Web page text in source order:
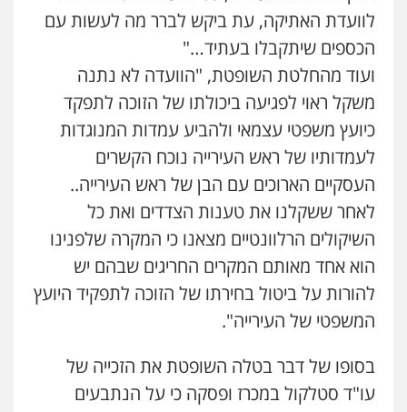
לוועדת האתיקה, עת ביקש לברר מה לעשות עם
הכספים שיתקבלו בעתיד…"
ועוד מהחלטת השופטת, "הוועדה לא נתנה
משקל ראוי לפגיעה ביכולתו של הזוכה לתפקד
כיועץ משפטי עצמאי ולהביע עמדות המנוגדות
לעמדותיו של ראש העירייה נוכח הקשרים
העסקיים הארוכים עם הבן של ראש העירייה..
לאחר ששקלנו את טענות הצדדים ואת כל
השיקולים הרלוונטיים מצאנו כי המקרה שלפנינו
הוא אחד מאותם המקרים החריגים שבהם יש
להורות על ביטול בחירתו של הזוכה לתפקיד היועץ
המשפטי של העירייה".
בסופו של דבר בטלה השופטת את הזכייה של
עו"ד סטלקול במכרז ופסקה כי על הנתבעים
פסיכיאטריה משפטית
0506216048
עו"ד רונן בנדל
משפט פלילי פשיעה חמורה פלילי
0524282442
עו"ד פיני פישלר
פלילי תעבורה מח"ש אזרחי כלכלי
0505234000
עו"ד שרון נהרי
פלילי צווארון לבן כלכלי פשיעה כלכלית
בינלאומי הליכי הסגרה
עו"ד (רו"ח) יואב ציוני